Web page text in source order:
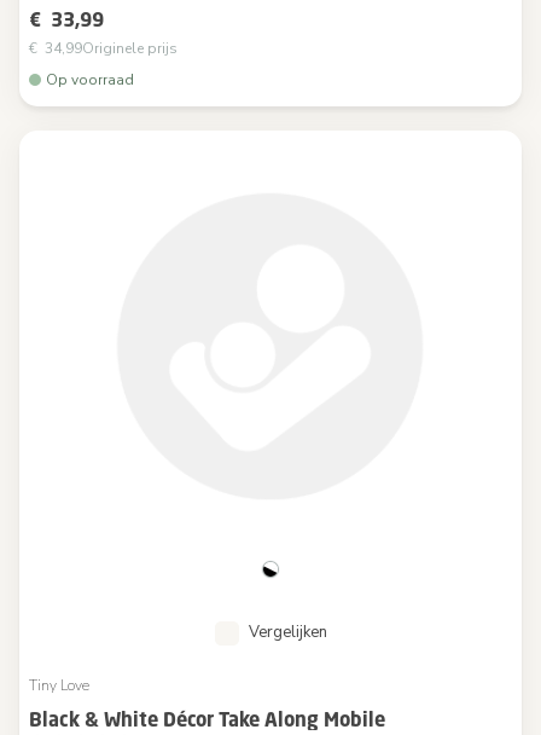
€ 33,99
€ 34,99Originele prijs
Op voorraad
Vergelijken
Tiny Love
Black & White Décor Take Along Mobile